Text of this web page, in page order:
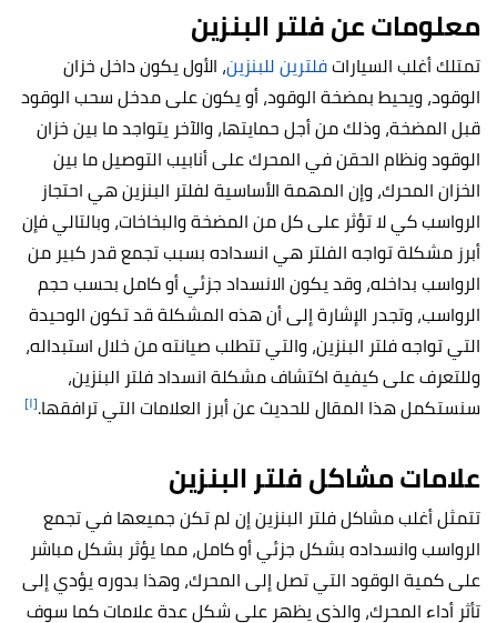
معلومات عن فلتر البنزين
تمتلك أغلب السياراتفلترين للبنزين، الأول يكون داخل خزان
الوقود، ويحيط بمضخة الوقود، أو يكون على مدخل سحب الوقود
قبل المضخة، وذلك من أجل حمايتها، والآخر يتواجد ما بين خزان
الوقود ونظام الحقن في المحرك على أنابيب التوصيل ما بين
الخزان المحرك، وإن المهمة الأساسية لفلتر البنزين هي احتجاز
الرواسب كي لا تؤثر على كل من المضخة والبخاخات، وبالتالي فإن
أبرز مشكلة تواجه الفلتر هي انسداده بسبب تجمع قدر كبير من
الرواسب بداخله، وقد يكون الانسداد جزئي أو كامل بحسب حجم
الرواسب، وتجدر الإشارة إلى أن هذه المشكلة قد تكون الوحيدة
التي تواجه فلتر البنزين، والتي تتطلب صيانته من خلال استبداله،
وللتعرف على كيفية اكتشاف مشكلة انسداد فلتر البنزين،
سنستكمل هذا المقال للحديث عن أبرز العلامات التي ترافقها.[١]
علامات مشاكل فلتر البنزين
تتمثل أغلب مشاكل فلتر البنزين إن لم تكن جميعها في تجمع
الرواسب وانسداده بشكل جزئي أو كامل، مما يؤثر بشكل مباشر
على كمية الوقود التي تصل إلى المحرك، وهذا بدوره يؤدي إلى
تأثر أداء المحرك، والذي يظهر على شكل عدة علامات كما سوف